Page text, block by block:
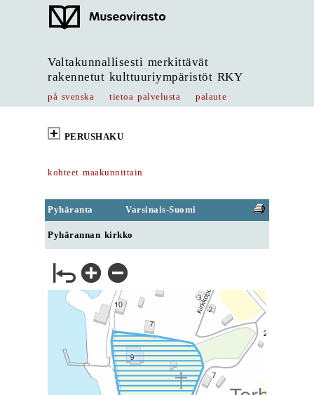
Valtakunnallisesti merkittävät
rakennetut kulttuuriympäristöt RKY
på svenska tietoa palvelusta palaute
PERUSHAKU
kohteet maakunnittain
Pyhäranta Varsinais-Suomi
Pyhärannan kirkko